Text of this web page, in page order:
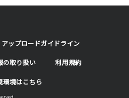
アップロードガイドライン
の取り扱い 利用規約
環境はこちら